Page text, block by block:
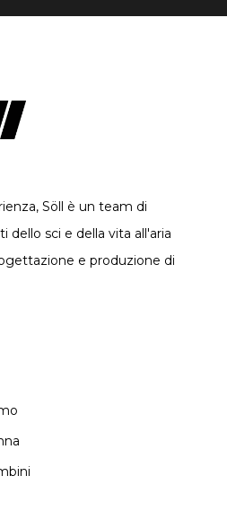
Söll è un team di
dello sci e della vita all'aria
e produzione di